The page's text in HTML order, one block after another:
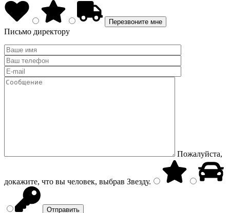
Письмо директору
Пожалуйста,
докажите, что вы человек, выбрав Звезду.